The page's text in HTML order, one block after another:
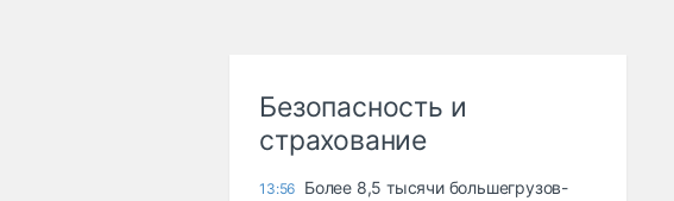
Безопасность и
страхование
13:56 Более 8,5 тысячи большегрузов-